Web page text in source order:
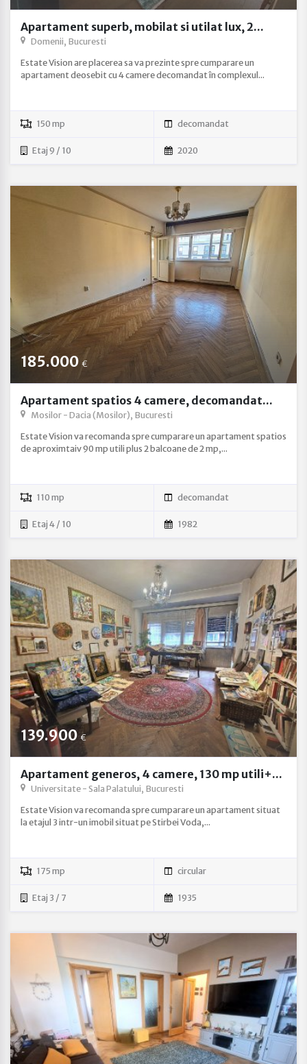
Apartament superb, mobilat si utilat lux, 2...
Domenii, Bucuresti
Estate Vision are placerea sa va prezinte spre cumparare un
apartament deosebit cu 4 camere decomandat în complexul...
150 mp decomandat
Etaj 9 / 10 2020
185.000 €
Apartament spatios 4 camere, decomandat...
Mosilor - Dacia (Mosilor), Bucuresti
Estate Vision va recomanda spre cumparare un apartament spatios
de aproximtaiv 90 mp utili plus 2 balcoane de 2 mp,...
110 mp decomandat
Etaj 4 / 10 1982
139.900 €
Apartament generos, 4 camere, 130 mp utili+...
Universitate - Sala Palatului, Bucuresti
Estate Vision va recomanda spre cumparare un apartament situat
la etajul 3 intr-un imobil situat pe Stirbei Voda,...
175 mp circular
Etaj 3 / 7 1935